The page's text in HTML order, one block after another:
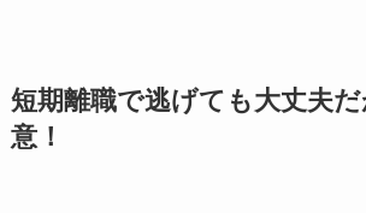
短期離職で逃げても大丈夫
意！